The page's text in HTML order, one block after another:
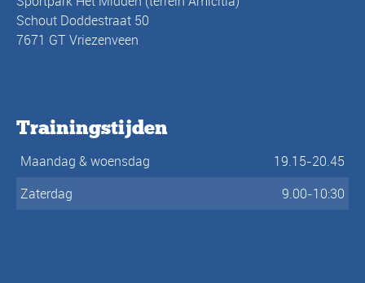
Schout Doddestraat 50
7671 GT Vriezenveen
Trainingstijden
Maandag & woensdag
19.15-20.45
Zaterdag
9.00-10:30